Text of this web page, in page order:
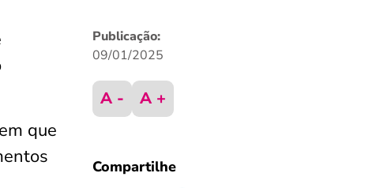
que
Publicação:
09/01/2025
A - A +
Compartilhe